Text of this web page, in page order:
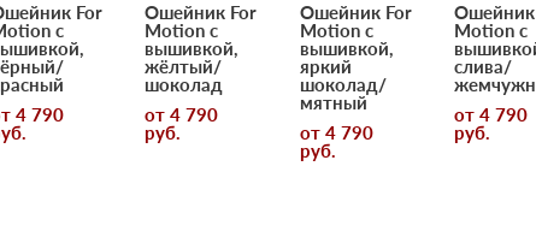
For
с
4 790
Ошейник For
Motion с
вышивкой,
жёлтый/
шоколад
от 4 790
pуб.
Ошейник For
Motion с
вышивкой,
яркий
шоколад/
мятный
от 4 790
pуб.
Ошейник
Motion с
слива/
от 4 790
pуб.